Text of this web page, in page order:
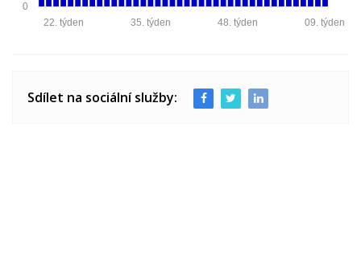
0
09. týden
48. týden
35. týden
22. týden
Sdílet na sociální služby: